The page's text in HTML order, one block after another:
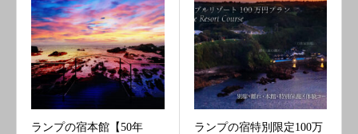
ランプの宿本館【50年
ランプの宿特別限定100万